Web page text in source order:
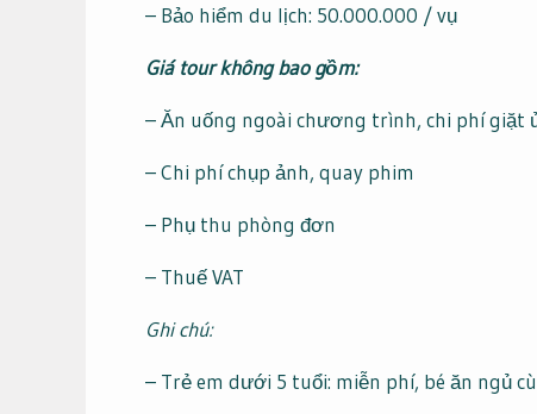
– Bảo hiểm du lịch: 50.000.000 / vụ
Giá tour không bao gồm:
– Ăn uống ngoài chương trình, chi phí giặt
– Chi phí chụp ảnh, quay phim
– Phụ thu phòng đơn
– Thuế VAT
Ghi chú:
– Trẻ em dưới 5 tuổi: miễn phí, bé ăn ngủ